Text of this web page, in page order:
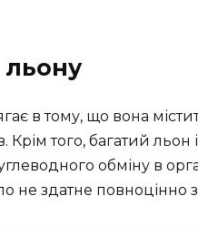
льону
в тому, що вона
Крім того, багатий льон
обміну в
не здатне